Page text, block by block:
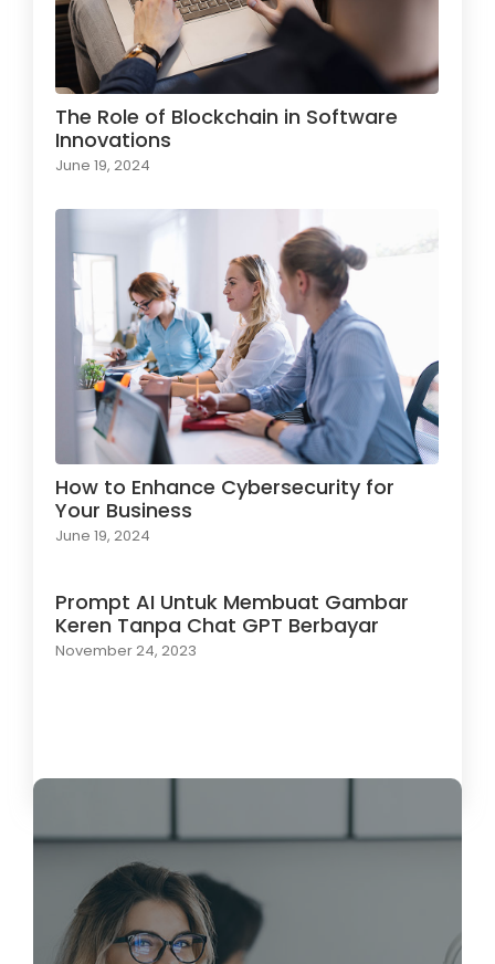
The Role of Blockchain in Software
Innovations
June 19, 2024
How to Enhance Cybersecurity for
Your Business
June 19, 2024
Prompt AI Untuk Membuat Gambar
Keren Tanpa Chat GPT Berbayar
November 24, 2023